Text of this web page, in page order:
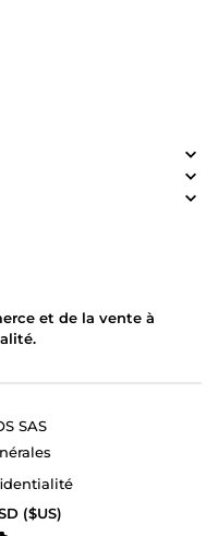
et de la vente à
SAS
($US)